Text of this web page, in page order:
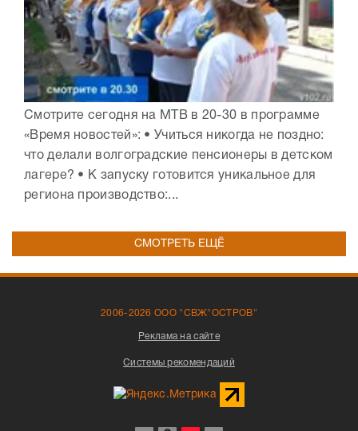
Смотрите сегодня на МТВ в 20-30 в программе
«Время новостей»: • Учиться никогда не поздно:
что делали волгоградские пенсионеры в детском
лагере? • К запуску готовится уникальное для
региона производство:...
СМОТРЕТЬ ЕЩЁ
2006-2026 ООО "СВЖ"ОСТРОВ"
Реклама на сайте
Системы рекомендаций